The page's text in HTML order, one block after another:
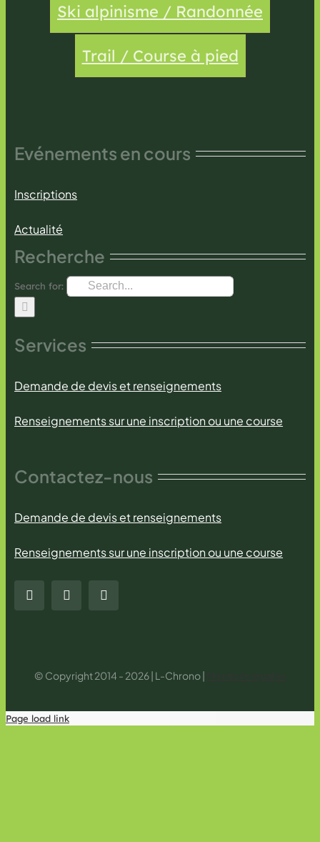
Ski alpinisme / Randonnée
Trail / Course à pied
Evénements en cours
Inscriptions
Actualité
Recherche
Search for:
Services
Demande de devis et renseignements
Renseignements sur une inscription ou une course
Contactez-nous
Demande de devis et renseignements
Renseignements sur une inscription ou une course
© Copyright 2014 - 2026 | L-Chrono |
Page load link